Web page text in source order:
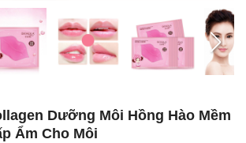
Dưỡng Môi Hồng Hào Mềm
Ẩm Cho Môi